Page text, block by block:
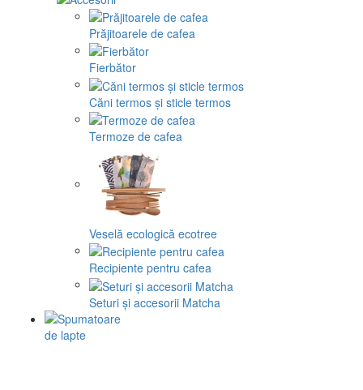
Prăjitoarele de cafea
Fierbător
Căni termos și sticle termos
Termoze de cafea
Veselă ecologică ecotree
Recipiente pentru cafea
Seturi și accesorii Matcha